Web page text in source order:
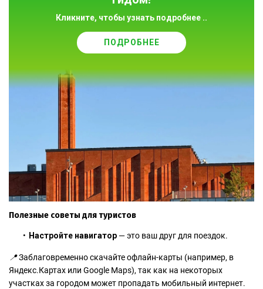
Кликните, чтобы узнать подробнее ..
ПОДРОБНЕЕ
Полезные советы для туристов
Настройте навигатор — это ваш друг для поездок.
📍Заблаговременно скачайте офлайн-карты (например, в
Яндекс.Картах или Google Maps), так как на некоторых
участках за городом может пропадать мобильный интернет.